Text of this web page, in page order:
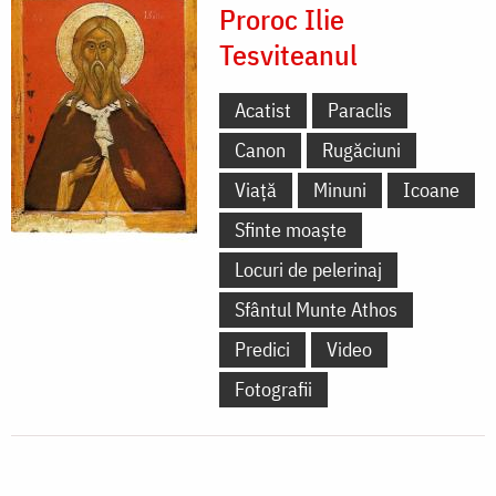
Proroc Ilie
Tesviteanul
Acatist
Paraclis
Canon
Rugăciuni
Viață
Minuni
Icoane
Sfinte moaște
Locuri de pelerinaj
Sfântul Munte Athos
Predici
Video
Fotografii